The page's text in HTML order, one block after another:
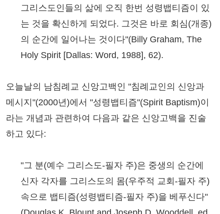
그리스도인들의 삶에 오직 한번 성령뱁티즘이 있
는 것을 확신하게 되었다. 그것은 바로 회심(개종)
의 순간에 일어나는 것이다"(Billy Graham, The
Holy Spirit [Dallas: Word, 1988], 62).
오늘날의 남침례교 신앙고백인 "침례교인의 신앙과
메시지"(2000년)에서 "성령뱁티즘"(Spirit Baptism)이
라는 개념과 관련하여 다음과 같은 신앙고백을 진술
하고 있다:
"그 분(예수 그리스도-필자 주)은 중생의 순간에
신자 각자를 그리스도의 몸(우주적 교회-필자 주)
속으로 뱁티즘(성령뱁티즘-필자 주)을 베푸신다"